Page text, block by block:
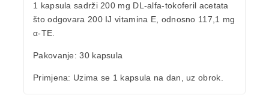
1 kapsula sadrži200 mg DL-alfa-tokoferil acetata
što odgovara 200 IJ vitamina E, odnosno 117,1 mg
α-TE.
Pakovanje: 30 kapsula
Primjena: Uzima se 1 kapsula na dan, uz obrok.